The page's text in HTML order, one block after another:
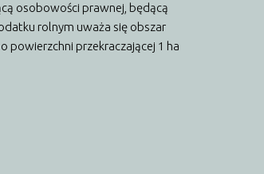
osobowości prawnej, będącą
rolnym uważa się obszar
powierzchni przekraczającej 1 ha